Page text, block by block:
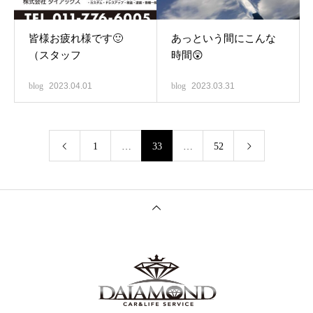
皆様お疲れ様です🙂
（スタッフ
blog 2023.04.01
あっという間にこんな
時間😲
blog 2023.03.31
1 … 33 … 52